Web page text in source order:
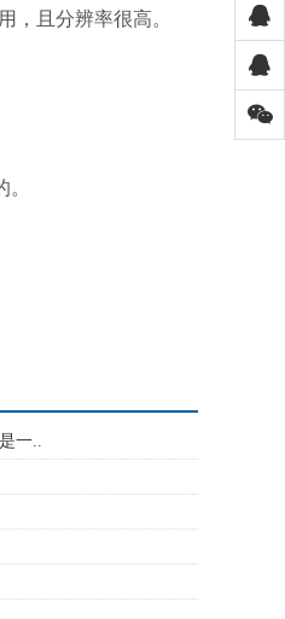
，且分辨率很高。
一..